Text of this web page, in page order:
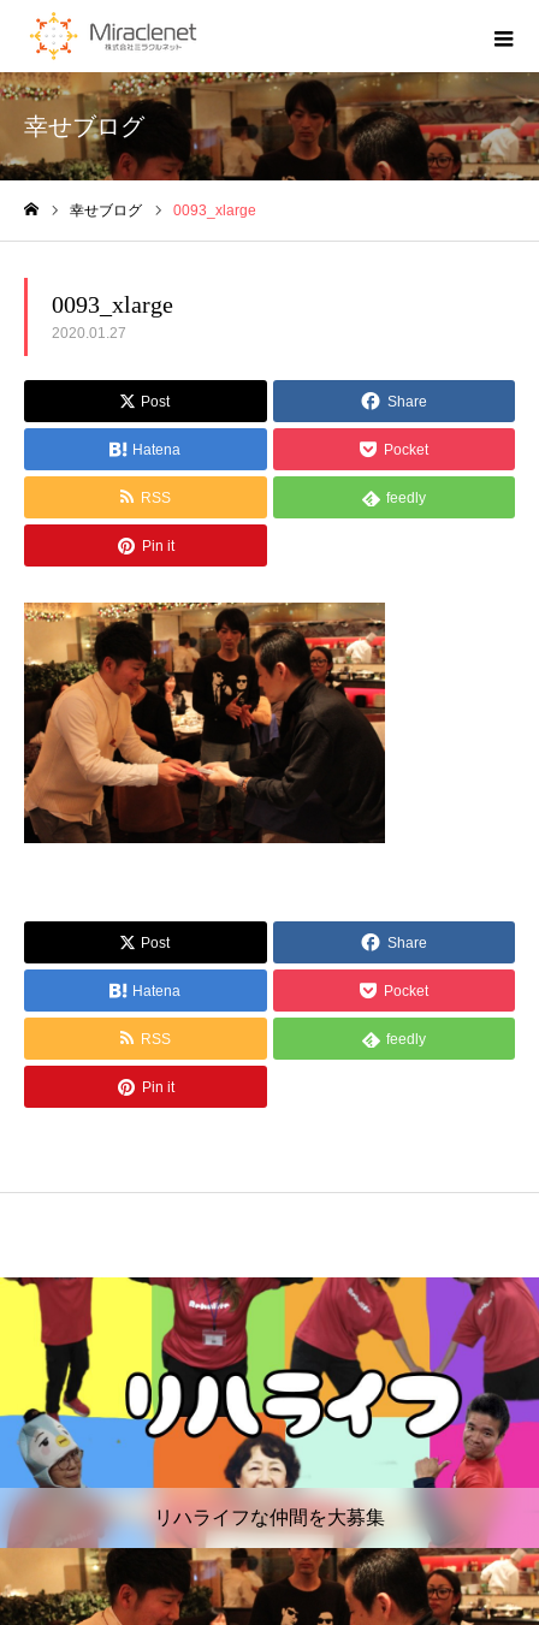
幸せブログ
幸せブログ 0093_xlarge
0093_xlarge
2020.01.27
Post Share
Hatena Pocket
RSS feedly
Pin it
Post Share
Hatena Pocket
RSS feedly
Pin it
リハライフな仲間を大募集